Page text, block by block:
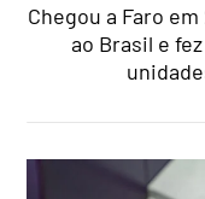
Chegou a Faro
ao Brasil e